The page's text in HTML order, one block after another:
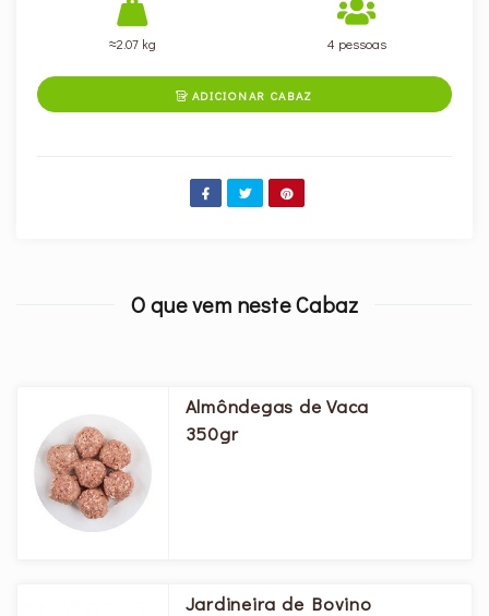
≈2.07 kg 4 pessoas
ADICIONAR CABAZ
O que vem neste Cabaz
Almôndegas de Vaca
350gr
Jardineira de Bovino